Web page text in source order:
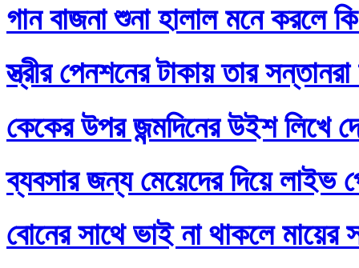
গান বাজনা শুনা হালাল মনে করলে
স্ত্রীর পেনশনের টাকায় তার
কেকের উপর জন্মদিনের উইশ লিখে
ব্যবসার জন্য মেয়েদের দিয়ে লাইভ
বোনের সাথে ভাই না থাকলে মায়ের